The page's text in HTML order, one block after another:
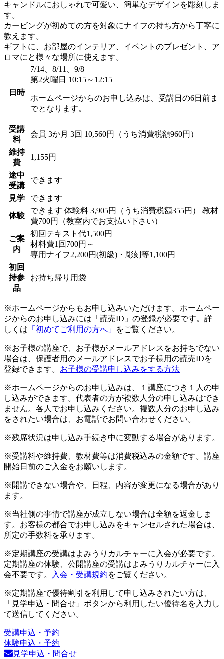
キャンドルにおしゃれで可愛い、簡単なデザインを彫刻しま
す。
カービングが初めての方を対象にナイフの持ち方から丁寧に
教えます。
ギフトに、お部屋のインテリア、イベントのプレゼント、ア
ロマにと様々な場所に使えます。
日時
7/14、8/11、9/8
第2火曜日 10:15～12:15
ホームページからのお申し込みは、受講日の6日前ま
でとなります。
受講
料
会員 3か月 3回 10,560円（うち消費税額960円）
維持
費
1,155円
途中
受講
できます
見学 できます
体験
できます 体験料 3,905円（うち消費税額355円） 教材
費700円（教室内でお支払い下さい）
ご案
内
初回テキスト代1,500円
材料費1回700円～
専用ナイフ2,200円(初級)・彫刻等1,100円
初回
持参
品
お持ち帰り用袋
※ホームページからもお申し込みいただけます。ホームペー
ジからのお申し込みには「読売ID」の登録が必要です。詳
しくは 「初めてご利用の方へ」 をご覧ください。
※お子様の講座で、お子様がメールアドレスをお持ちでない
場合は、保護者用のメールアドレスでお子様用の読売IDを
登録できます。 お子様の受講申し込みをする方法
※ホームページからのお申し込みは、１講座につき１人の申
し込みができます。代表者の方が複数人分の申し込みはでき
ません。各人でお申し込みください。複数人分のお申し込み
をされたい場合は、お電話でお問い合わせください。
※残席状況は申し込み手続き中に変動する場合があります。
※受講料や維持費、教材費等は消費税込みの金額です。講座
開始日前のご入金をお願いします。
※開講できない場合や、日程、内容が変更になる場合があり
ます。
※当社側の事情で講座が成立しない場合は全額を返金しま
す。お客様の都合でお申し込みをキャンセルされた場合は、
所定の手数料を承ります。
※定期講座の受講はよみうりカルチャーに入会が必要です。
定期講座の体験、公開講座の受講はよみうりカルチャーに入
会不要です。
入会・受講規約をご覧ください。
※定期講座で優待割引を利用して申し込みされたい方は、
「見学申込・問合せ」ボタンから利用したい優待名を入力し
て送信してください。
受講申込・予約
体験申込・予約
見学申込・問合せ